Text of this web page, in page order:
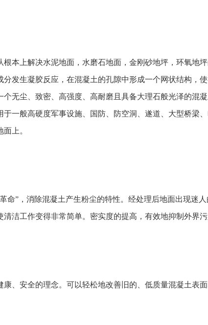
本上解决水泥地面，水磨石地面，金刚砂地坪，环氧地
发生凝胶反应，在混凝土的孔隙中形成一个网状结构，
无尘、致密、高强度、高耐磨且具备大理石般光泽的混
一般高硬度军事设施、国防、防空洞、遂道、大型桥梁
上。
命”，消除混凝土产生粉尘的特性。经处理后地面出现迷
洁工作变得非常简单。密实度的提高，有效地抑制外界
、安全的理念。可以轻松地改善旧的、低质量混凝土表